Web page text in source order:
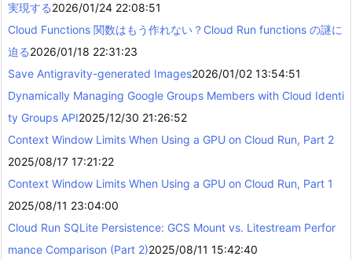
実現する2026/01/24 22:08:51
Cloud Functions 関数はもう作れない？Cloud Run functions の謎に
迫る2026/01/18 22:31:23
Save Antigravity-generated Images2026/01/02 13:54:51
Dynamically Managing Google Groups Members with Cloud Identi
ty Groups API2025/12/30 21:26:52
Context Window Limits When Using a GPU on Cloud Run, Part 2
2025/08/17 17:21:22
Context Window Limits When Using a GPU on Cloud Run, Part 1
2025/08/11 23:04:00
Cloud Run SQLite Persistence: GCS Mount vs. Litestream Perfor
mance Comparison (Part 2)2025/08/11 15:42:40